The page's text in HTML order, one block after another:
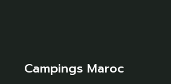
Campings Maroc